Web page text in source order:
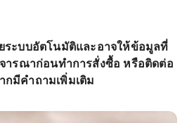
ะบบอัตโนมัติและอาจให้ข้อมูลที่
ารณาก่อนทำการสั่งซื้อ หรือติดต่อ
มีคำถามเพิ่มเติม